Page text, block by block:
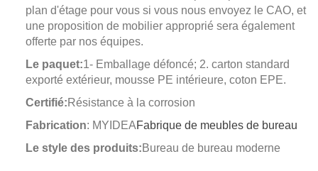
plan d'étage pour vous si vous nous envoyez le CAO, et
une proposition de mobilier approprié sera également
offerte par nos équipes.
Le paquet:1- Emballage défoncé; 2. carton standard
exporté extérieur, mousse PE intérieure, coton EPE.
Certifié:Résistance à la corrosion
Fabrication: MYIDEAFabrique de meubles de bureau
Le style des produits:Bureau de bureau moderne